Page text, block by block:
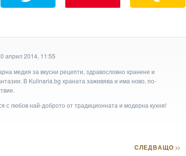
април 2014, 11:55
медия за вкусни рецепти, здравословно хранене и
В Kulinaria.bg храната заживява и има ново, по-
с любов най-доброто от традиционната и модерна кухня!
СЛЕДВАЩО>>